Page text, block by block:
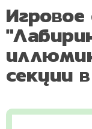
секции